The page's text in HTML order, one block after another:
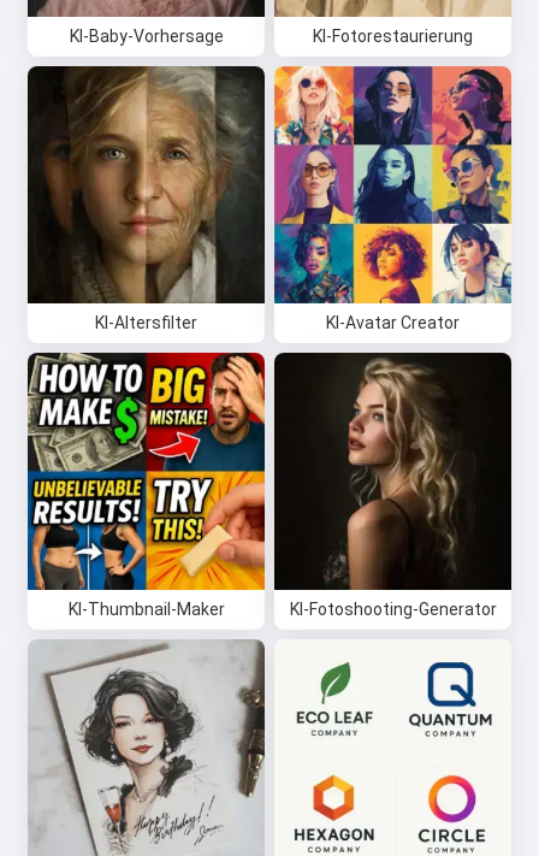
KI-Baby-Vorhersage KI-Fotorestaurierung
KI-Altersfilter KI-Avatar Creator
KI-Thumbnail-Maker KI-Fotoshooting-Generator